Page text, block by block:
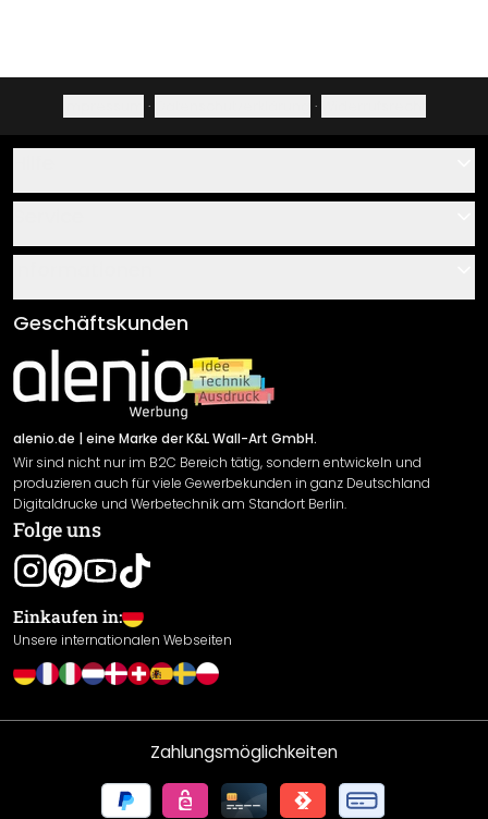
· ·
Über uns
Klebe- und Montageanleitungen
Newsletter An-/Abmeldung
Sendungsverfolgung
AGB
Impressum
Versand & Zahlung
Rücksendung
Widerrufsrecht
Datenschutzerklärung
Gewährleistung
Leistungserklärung / CE-Zeichen
Cookie Einstellungen
Geschäftskunden
alenio.de | eine Marke der K&L Wall-Art GmbH.
Wir sind nicht nur im B2C Bereich tätig, sondern entwickeln und
produzieren auch für viele Gewerbekunden in ganz Deutschland
Digitaldrucke und Werbetechnik am Standort Berlin.
Folge uns
Einkaufen in:
Unsere internationalen Webseiten
Zahlungsmöglichkeiten